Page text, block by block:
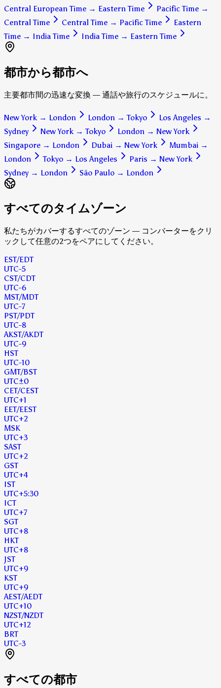
Central European Time → Eastern Time Pacific Time →
Central Time
Central Time → Pacific Time
Eastern
Time → India Time India Time → Eastern Time
都市から都市へ
主要都市間の迅速な変換 — 通話や旅行のスケジュールに。
New York → London London →Tokyo Los Angeles →
Sydney
New York →Tokyo London → New York
Singapore → London Dubai → New York Mumbai →
London
Tokyo → Los Angeles Paris → New York
Sydney → London São Paulo → London
すべてのタイムゾーン
私たちがカバーするすべてのゾーン — コンバーターをクリ
ックして任意の2つをペアにしてください。
EST/EDT
UTC-5
CST/CDT
UTC-6
MST/MDT
UTC-7
PST/PDT
UTC-8
AKST/AKDT
UTC-9
HST
UTC-10
GMT/BST
UTC±0
CET/CEST
UTC+1
EET/EEST
UTC+2
MSK
UTC+3
SAST
UTC+2
GST
UTC+4
IST
UTC+5:30
ICT
UTC+7
SGT
UTC+8
HKT
UTC+8
JST
UTC+9
KST
UTC+9
AEST/AEDT
UTC+10
NZST/NZDT
UTC+12
BRT
UTC-3
すべての都市